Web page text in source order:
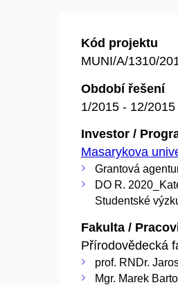
Kód projektu
MUNI/A/1310/
Období řešení
1/2015 - 12/2015
Investor /
Masarykova
Grantová
DO R.
Studentské
Fakulta /
Přírodovědecká
prof. RNDr.
Mgr. Marek